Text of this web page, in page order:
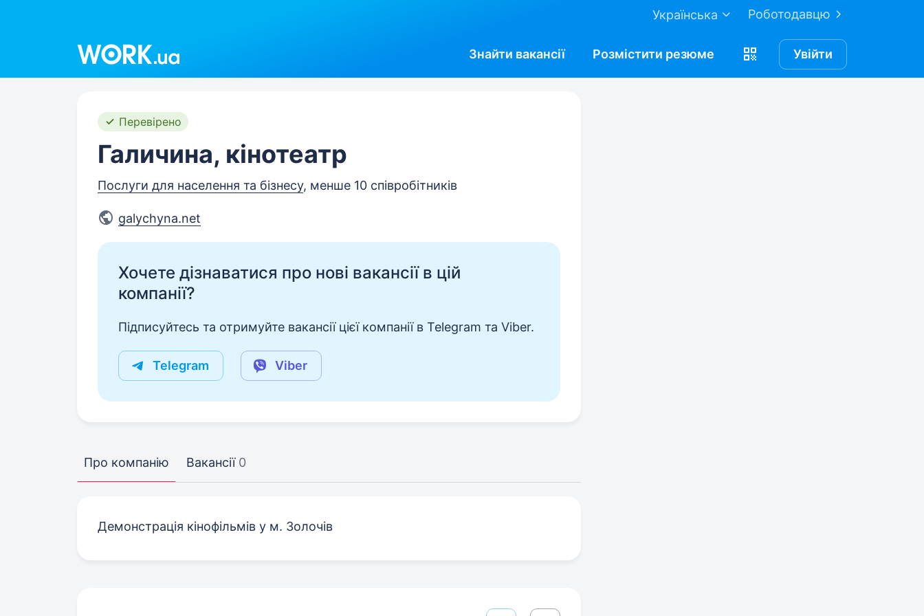
Роботодавцю
Українська
Знайти вакансії Розмістити резюме Увійти
Перевірено
Галичина, кінотеатр
Послуги для населення та бізнесу, менше 10 співробітників
galychyna.net
Хочете дізнаватися про нові вакансії в цій
компанії?
Підписуйтесь та отримуйте вакансії цієї компанії в Telegram та Viber.
Telegram Viber
Про компанію Вакансії 0
Демонстрація кінофільмів у м. Золочів